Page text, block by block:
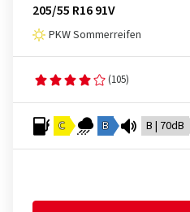
205/55 R16 91V
PKW Sommerreifen
(105)
C B B | 70dB